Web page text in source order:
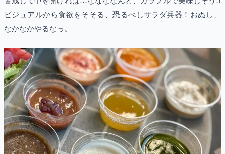
ビジュアルから食欲をそそる、恐るべしサラダ兵器！おぬし、
なかなかやるなっ。